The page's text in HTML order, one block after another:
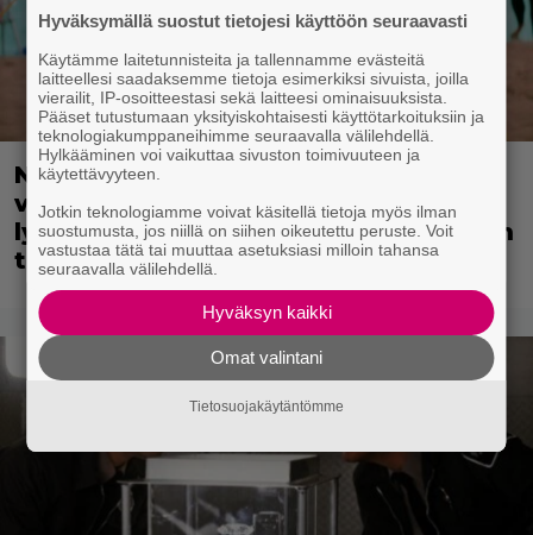
Nyt ilmaiskatselussa: Kulttiklassikon
värikäs uusintaversio – ensi-ilta
lykkääntyi vastenmielisen kohuvideon
takia
Hyväksymällä suostut tietojesi käyttöön seuraavasti
Käytämme laitetunnisteita ja tallennamme evästeitä
laitteellesi saadaksemme tietoja esimerkiksi sivuista, joilla
vierailit, IP-osoitteestasi sekä laitteesi ominaisuuksista.
Pääset tutustumaan yksityiskohtaisesti käyttötarkoituksiin ja
teknologiakumppaneihimme seuraavalla välilehdellä.
Hylkääminen voi vaikuttaa sivuston toimivuuteen ja
käytettävyyteen.
Jotkin teknologiamme voivat käsitellä tietoja myös ilman
suostumusta, jos niillä on siihen oikeutettu peruste. Voit
vastustaa tätä tai muuttaa asetuksiasi milloin tahansa
seuraavalla välilehdellä.
Hyväksyn kaikki
Omat valintani
Tietosuojakäytäntömme